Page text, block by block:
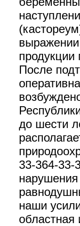
продукции
После
до шести
33-364-
наши
областная